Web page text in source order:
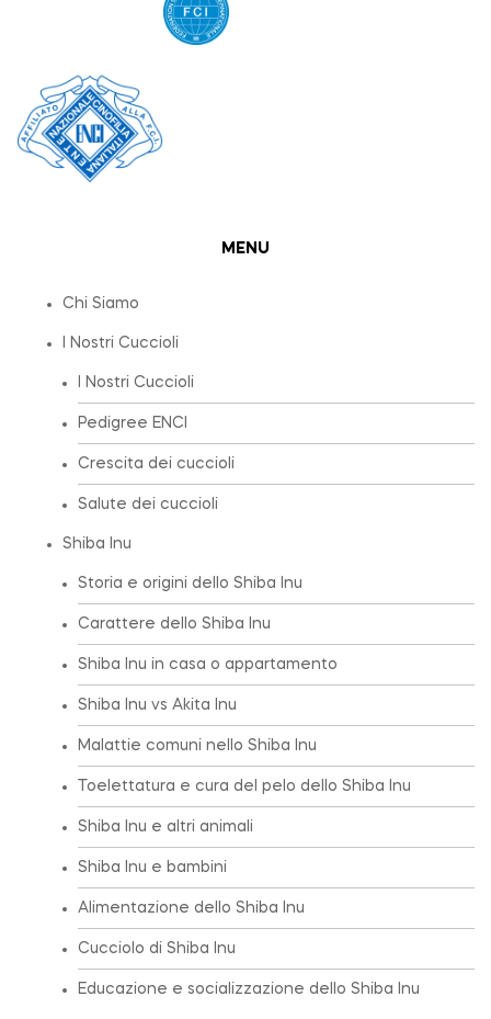
MENU
Chi Siamo
I Nostri Cuccioli
I Nostri Cuccioli
Pedigree ENCI
Crescita dei cuccioli
Salute dei cuccioli
Shiba Inu
Storia e origini dello Shiba Inu
Carattere dello Shiba Inu
Shiba Inu in casa o appartamento
Shiba Inu vs Akita Inu
Malattie comuni nello Shiba Inu
Toelettatura e cura del pelo dello Shiba Inu
Shiba Inu e altri animali
Shiba Inu e bambini
Alimentazione dello Shiba Inu
Cucciolo di Shiba Inu
Educazione e socializzazione dello Shiba Inu